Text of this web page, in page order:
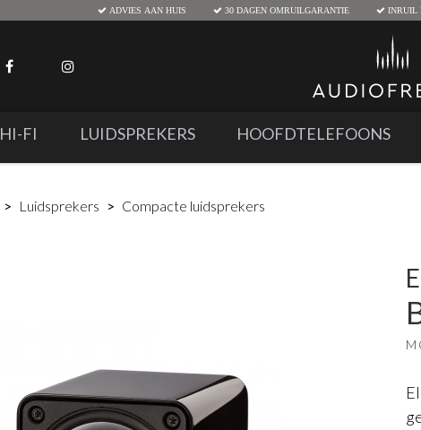
ADVIES AAN HUIS 30 DAGEN OMRUILGARANTIE INRUIL
HI-FI LUIDSPREKERS HOOFDTELEFOONS
Luidsprekers Compacte luidsprekers